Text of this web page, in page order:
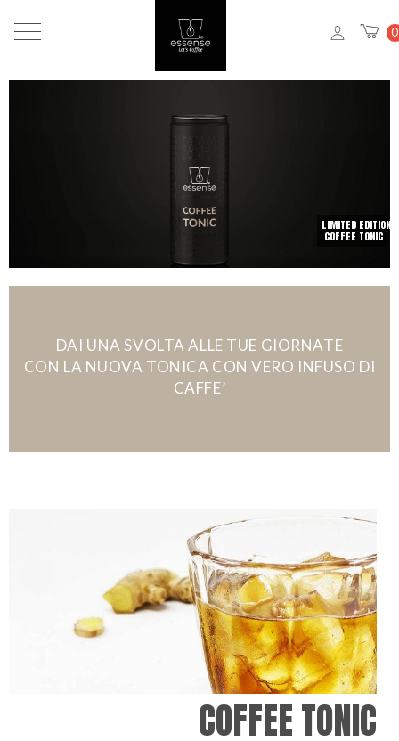
0
LIMITED EDITION
COFFEE TONIC
DAI UNA SVOLTA ALLE TUE GIORNATE
CON LA NUOVA TONICA CON VERO INFUSO DI
CAFFE’
COFFEE TONIC